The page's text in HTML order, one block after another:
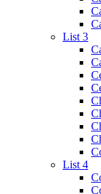
List 3
List 4